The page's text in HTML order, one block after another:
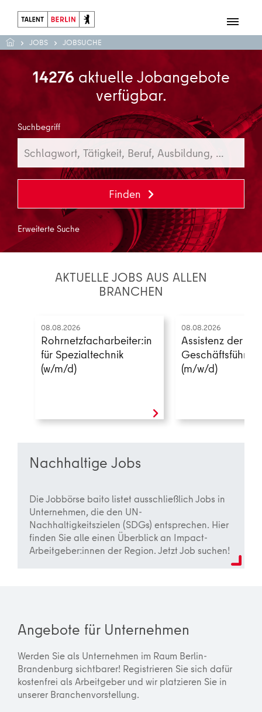
JOBS JOBSUCHE
14276aktuelle Jobangebote
verfügbar.
Suchbegriff
Finden
Erweiterte Suche
AKTUELLE JOBS AUS ALLEN
BRANCHEN
08.08.2026
Rohrnetzfacharbeiter:in
für Spezialtechnik
(w/m/d)
08.08.2026
Assistenz der
(m/w/d)
Nachhaltige Jobs
Die Jobbörse baito listet ausschließlich Jobs in
Unternehmen, die den UN-
Nachhaltigkeitszielen (SDGs) entsprechen. Hier
finden Sie alle einen Überblick an Impact-
Arbeitgeber:innen der Region. Jetzt Job suchen!
Angebote für Unternehmen
Werden Sie als Unternehmen im Raum Berlin-
Brandenburg sichtbarer! Registrieren Sie sich dafür
kostenfrei als Arbeitgeber und wir platzieren Sie in
unserer Branchenvorstellung.